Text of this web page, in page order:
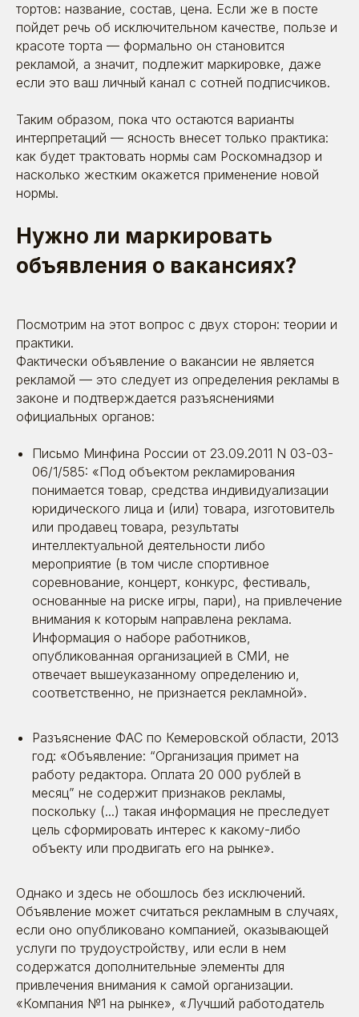
тортов: название, состав, цена. Если же в посте
пойдет речь об исключительном качестве, пользе и
красоте торта — формально он становится
рекламой, а значит, подлежит маркировке, даже
если это ваш личный канал с сотней подписчиков.
Таким образом, пока что остаются варианты
интерпретаций — ясность внесет только практика:
как будет трактовать нормы сам Роскомнадзор и
насколько жестким окажется применение новой
нормы.
Нужно ли маркировать
объявления о вакансиях?
Посмотрим на этот вопрос с двух сторон: теории и
практики.
Фактически объявление о вакансии не является
рекламой — это следует из определения рекламы в
законе и подтверждается разъяснениями
официальных органов:
Письмо Минфина России от 23.09.2011 N 03-03-
06/1/585: «Под объектом рекламирования
понимается товар, средства индивидуализации
юридического лица и (или) товара, изготовитель
или продавец товара, результаты
интеллектуальной деятельности либо
мероприятие (в том числе спортивное
соревнование, концерт, конкурс, фестиваль,
основанные на риске игры, пари), на привлечение
внимания к которым направлена реклама.
Информация о наборе работников,
опубликованная организацией в СМИ, не
отвечает вышеуказанному определению и,
соответственно, не признается рекламной».
Разъяснение ФАС по Кемеровской области, 2013
год: «Объявление: “Организация примет на
работу редактора. Оплата 20 000 рублей в
месяц” не содержит признаков рекламы,
поскольку (...) такая информация не преследует
цель сформировать интерес к какому-либо
объекту или продвигать его на рынке».
Однако и здесь не обошлось без исключений.
Объявление может считаться рекламным в случаях,
если оно опубликовано компанией, оказывающей
услуги по трудоустройству, или если в нем
содержатся дополнительные элементы для
привлечения внимания к самой организации.
«Компания №1 на рынке», «Лучший работодатель
эт. 1, пом. V
8 (495) 642-59-95
персональных данных
Пользовательское
соглашение
© 2026. Все права защищены | ООО «Бета
Онлайн» ИНН:7725726988
ОГРН:1117746478409 Позиция ТН ВЭД 8523 49
990 0 Позиция ОКПД 2 58.29.13 ОКВЭД - 63.11.1
Коды видов деятельности в области
информационных технологий: 1.01 ; 3.01 ; 26.01
Отправить
info@betaonline.ru